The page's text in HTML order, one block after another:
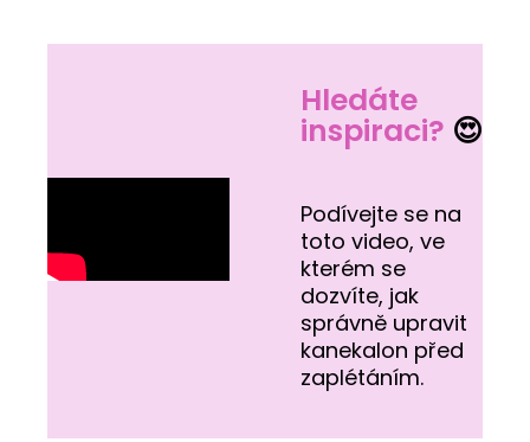
Hledáte
inspiraci? 😍
Podívejte se na
toto video, ve
kterém se
dozvíte, jak
správně upravit
kanekalon před
zaplétáním.